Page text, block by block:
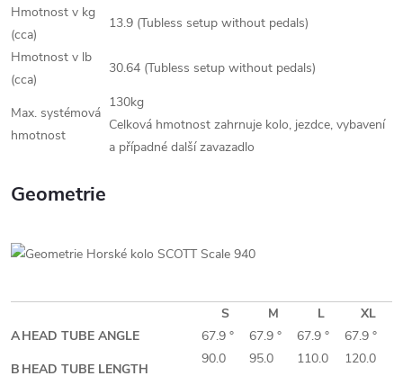
Hmotnost v kg
(cca)
13.9 (Tubless setup without pedals)
Hmotnost v lb
(cca)
30.64 (Tubless setup without pedals)
Max. systémová
hmotnost
130kg
Celková hmotnost zahrnuje kolo, jezdce, vybavení
a případné další zavazadlo
Geometrie
S M L
XL
AHEAD TUBE ANGLE 67.9 ° 67.9 ° 67.9 °
67.9 °
B HEAD TUBE LENGTH
90.0
95.0
110.0
120.0